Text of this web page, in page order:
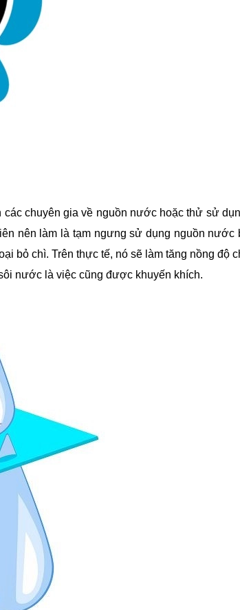
chuyên gia về nguồn nước hoặc thử sử
nên làm là tạm ngưng sử dụng nguồn nước
bỏ chì. Trên thực tế, nó sẽ làm tăng nồng độ
nước là việc cũng được khuyến khích.